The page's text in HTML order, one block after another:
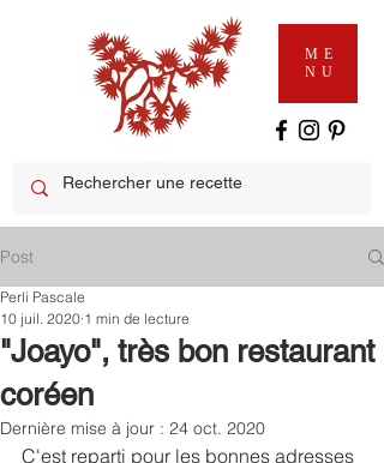
ME
NU
Post
"Joayo", très bon restaurant
coréen
Perli Pascale
10 juil. 2020 1 min de lecture
Dernière mise à jour : 24 oct. 2020
C'est reparti pour les bonnes adresses